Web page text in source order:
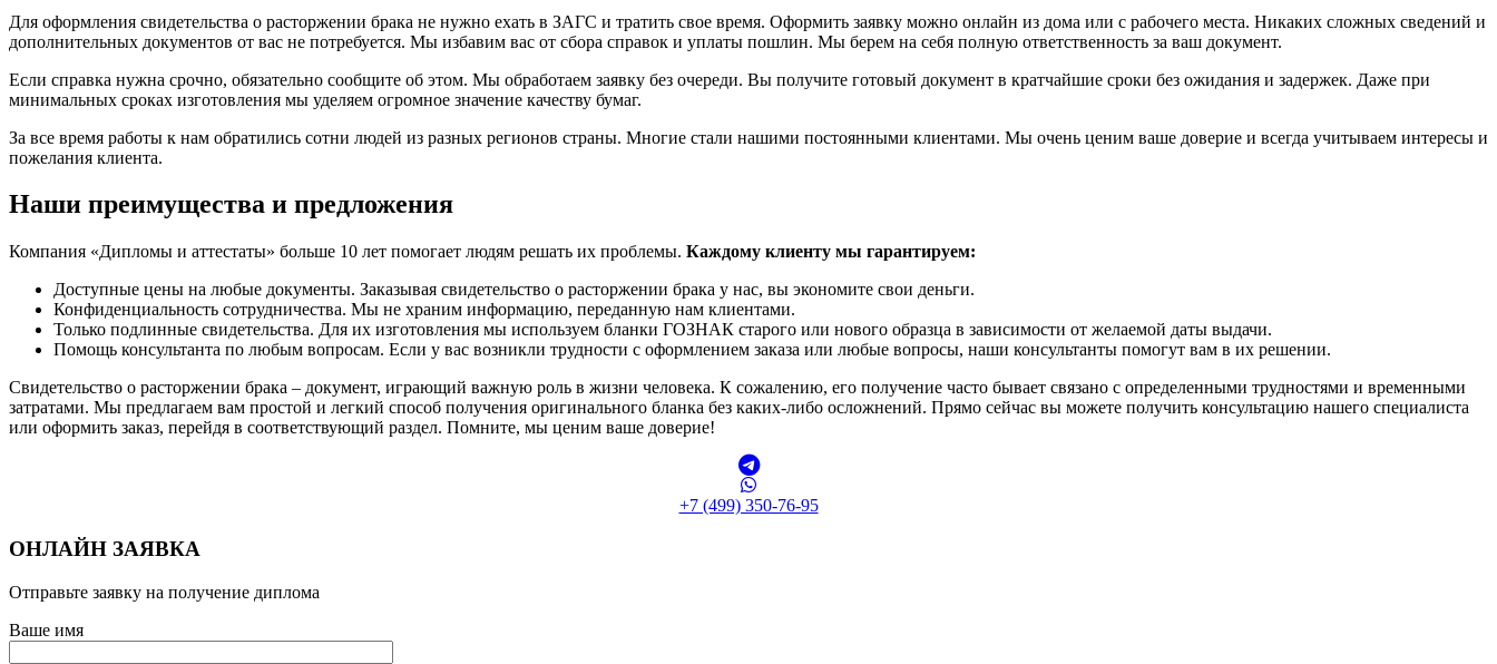
Для оформления свидетельства о расторжении брака не нужно ехать в ЗАГС и тратить свое время. Оформить заявку можно онлайн из дома или с рабочего места. Никаких сложных сведений и
дополнительных документов от вас не потребуется. Мы избавим вас от сбора справок и уплаты пошлин. Мы берем на себя полную ответственность за ваш документ.
Если справка нужна срочно, обязательно сообщите об этом. Мы обработаем заявку без очереди. Вы получите готовый документ в кратчайшие сроки без ожидания и задержек. Даже при
минимальных сроках изготовления мы уделяем огромное значение качеству бумаг.
За все время работы к нам обратились сотни людей из разных регионов страны. Многие стали нашими постоянными клиентами. Мы очень ценим ваше доверие и всегда учитываем интересы и
пожелания клиента.
Наши преимущества и предложения
Компания «Дипломы и аттестаты» больше 10 лет помогает людям решать их проблемы. Каждому клиенту мы гарантируем:
Доступные цены на любые документы. Заказывая свидетельство о расторжении брака у нас, вы экономите свои деньги.
Конфиденциальность сотрудничества. Мы не храним информацию, переданную нам клиентами.
Только подлинные свидетельства. Для их изготовления мы используем бланки ГОЗНАК старого или нового образца в зависимости от желаемой даты выдачи.
Помощь консультанта по любым вопросам. Если у вас возникли трудности с оформлением заказа или любые вопросы, наши консультанты помогут вам в их решении.
Свидетельство о расторжении брака – документ, играющий важную роль в жизни человека. К сожалению, его получение часто бывает связано с определенными трудностями и временными
затратами. Мы предлагаем вам простой и легкий способ получения оригинального бланка без каких-либо осложнений. Прямо сейчас вы можете получить консультацию нашего специалиста
или оформить заказ, перейдя в соответствующий раздел. Помните, мы ценим ваше доверие!
+7 (499) 350-76-95
ОНЛАЙН ЗАЯВКА
Отправьте заявку на получение диплома
Ваше имя